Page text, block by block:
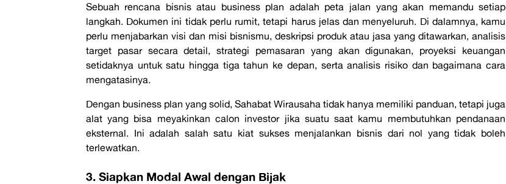
Sebuah rencana bisnis atau business plan adalah peta jalan yang akan memandu setiap
langkah. Dokumen ini tidak perlu rumit, tetapi harus jelas dan menyeluruh. Di dalamnya, kamu
perlu menjabarkan visi dan misi bisnismu, deskripsi produk atau jasa yang ditawarkan, analisis
target pasar secara detail, strategi pemasaran yang akan digunakan, proyeksi keuangan
setidaknya untuk satu hingga tiga tahun ke depan, serta analisis risiko dan bagaimana cara
mengatasinya.
Dengan business plan yang solid, Sahabat Wirausaha tidak hanya memiliki panduan, tetapi juga
alat yang bisa meyakinkan calon investor jika suatu saat kamu membutuhkan pendanaan
eksternal. Ini adalah salah satu kiat sukses menjalankan bisnis dari nol yang tidak boleh
terlewatkan.
3. Siapkan Modal Awal dengan Bijak